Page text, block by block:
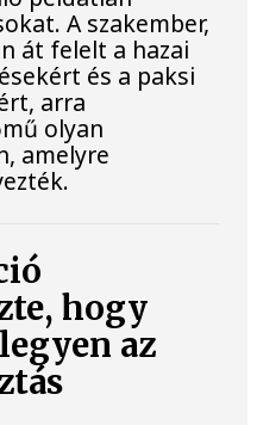
A szakember,
át felelt a hazai
és a paksi
arra
olyan
amelyre
hogy
az